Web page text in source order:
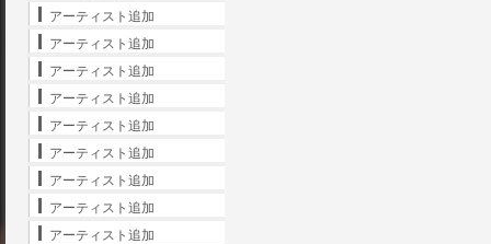
アーティスト追加
アーティスト追加
アーティスト追加
アーティスト追加
アーティスト追加
アーティスト追加
アーティスト追加
アーティスト追加
アーティスト追加